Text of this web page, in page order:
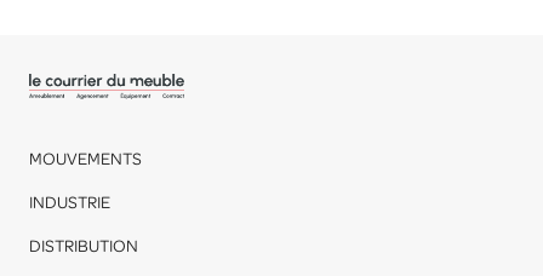
MOUVEMENTS
INDUSTRIE
DISTRIBUTION